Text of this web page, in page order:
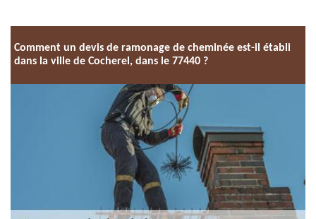
Comment un devis de ramonage de cheminée est-il établi
dans la ville de Cocherel, dans le 77440 ?